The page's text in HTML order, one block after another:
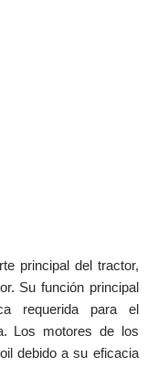
principal del tractor,
Su función principal
requerida para el
Los motores de los
debido a su eficacia